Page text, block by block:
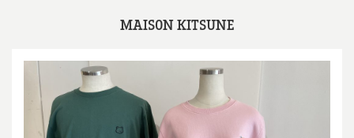
MAISON KITSUNE